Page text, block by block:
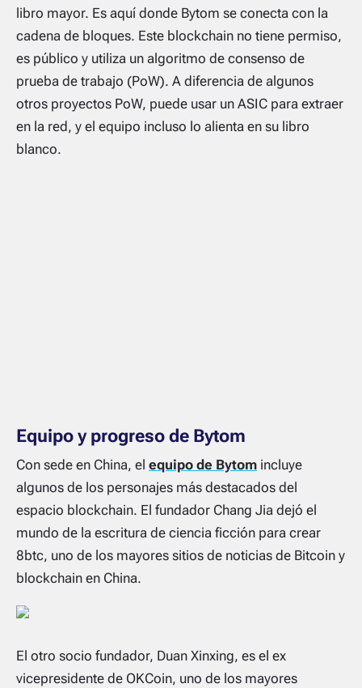
libro mayor. Es aquí donde Bytom se conecta con la
cadena de bloques. Este blockchain no tiene permiso,
es público y utiliza un algoritmo de consenso de
prueba de trabajo (PoW). A diferencia de algunos
otros proyectos PoW, puede usar un ASIC para extraer
en la red, y el equipo incluso lo alienta en su libro
blanco.
Equipo y progreso de Bytom
Con sede en China, el equipo de Bytom incluye
algunos de los personajes más destacados del
espacio blockchain. El fundador Chang Jia dejó el
mundo de la escritura de ciencia ficción para crear
8btc, uno de los mayores sitios de noticias de Bitcoin y
blockchain en China.
El otro socio fundador, Duan Xinxing, es el ex
vicepresidente de OKCoin, uno de los mayores